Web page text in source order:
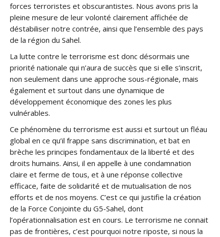
forces terroristes et obscurantistes. Nous avons pris la
pleine mesure de leur volonté clairement affichée de
déstabiliser notre contrée, ainsi que l’ensemble des pays
de la région du Sahel.
La lutte contre le terrorisme est donc désormais une
priorité nationale qui n’aura de succès que si elle s’inscrit,
non seulement dans une approche sous-régionale, mais
également et surtout dans une dynamique de
développement économique des zones les plus
vulnérables.
Ce phénomène du terrorisme est aussi et surtout un fléau
global en ce qu’il frappe sans discrimination, et bat en
brèche les principes fondamentaux de la liberté et des
droits humains. Ainsi, il en appelle à une condamnation
claire et ferme de tous, et à une réponse collective
efficace, faite de solidarité et de mutualisation de nos
efforts et de nos moyens. C’est ce qui justifie la création
de la Force Conjointe du G5-Sahel, dont
l’opérationnalisation est en cours. Le terrorisme ne connait
pas de frontières, c’est pourquoi notre riposte, si nous la